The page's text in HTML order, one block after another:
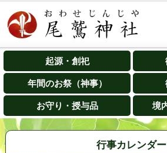
起源・創祀
年間のお祭（神事）
お守り・授与品 境
行事カレンダー